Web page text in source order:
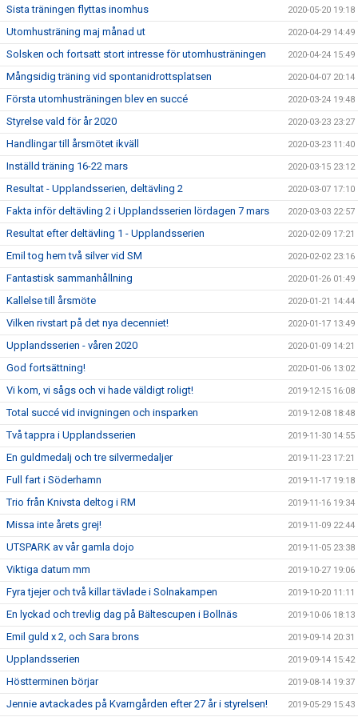
Sista träningen flyttas inomhus 2020-05-20 19:18
Utomhusträning maj månad ut 2020-04-29 14:49
Solsken och fortsatt stort intresse för utomhusträningen 2020-04-24 15:49
Mångsidig träning vid spontanidrottsplatsen 2020-04-07 20:14
Första utomhusträningen blev en succé 2020-03-24 19:48
Styrelse vald för år 2020 2020-03-23 23:27
Handlingar till årsmötet ikväll 2020-03-23 11:40
Inställd träning 16-22 mars 2020-03-15 23:12
Resultat - Upplandsserien, deltävling 2 2020-03-07 17:10
Fakta inför deltävling 2 i Upplandsserien lördagen 7 mars 2020-03-03 22:57
Resultat efter deltävling 1 - Upplandsserien 2020-02-09 17:21
Emil tog hem två silver vid SM 2020-02-02 23:16
Fantastisk sammanhållning 2020-01-26 01:49
Kallelse till årsmöte 2020-01-21 14:44
Vilken rivstart på det nya decenniet! 2020-01-17 13:49
Upplandsserien - våren 2020 2020-01-09 14:21
God fortsättning! 2020-01-06 13:02
Vi kom, vi sågs och vi hade väldigt roligt! 2019-12-15 16:08
Total succé vid invigningen och insparken 2019-12-08 18:48
Två tappra i Upplandsserien 2019-11-30 14:55
En guldmedalj och tre silvermedaljer 2019-11-23 17:21
Full fart i Söderhamn 2019-11-17 19:18
Trio från Knivsta deltog i RM 2019-11-16 19:34
Missa inte årets grej! 2019-11-09 22:44
UTSPARK av vår gamla dojo 2019-11-05 23:38
Viktiga datum mm 2019-10-27 19:06
Fyra tjejer och två killar tävlade i Solnakampen 2019-10-20 11:11
En lyckad och trevlig dag på Bältescupen i Bollnäs 2019-10-06 18:13
Emil guld x 2, och Sara brons 2019-09-14 20:31
Upplandsserien 2019-09-14 15:42
Höstterminen börjar 2019-08-14 19:37
Jennie avtackades på Kvarngården efter 27 år i styrelsen! 2019-05-29 15:43